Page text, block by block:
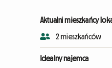
Aktualni mieszkańcy
2 mieszkańców
Idealny najemca